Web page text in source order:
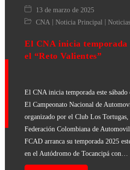
13 de marzo de 2025
CNA
Noticia Principal Noticias
El CNA inicia temporada
el “Reto Valientes”
El CNA inicia temporada este sábado
El Campeonato Nacional de
organizado por el Club Los
Federación Colombiana de
FCAD arranca su temporada 2025
en el Autódromo de Tocancipá con…